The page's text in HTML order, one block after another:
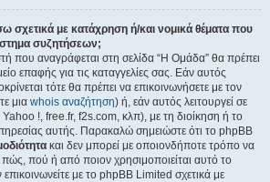
σχετικά με κατάχρηση ή/και νομικά θέματα που
συζητήσεων;
που αναγράφεται στη σελίδα “Η Ομάδα” θα πρέπει
επαφής για τις καταγγελίες σας. Εάν αυτός
τότε θα πρέπει να επικοινωνήσετε με τον
μια whois αναζήτηση) ή, εάν αυτός λειτουργεί σε
!, free.fr, f2s.com, κλπ), με τη διοίκηση ή το
αυτής. Παρακαλώ σημειώστε ότι το phpBB
και δεν μπορεί με οποιονδήποτε τρόπο να
πού ή από ποιον χρησιμοποιείται αυτό το
με το phpBB Limited σχετικά με